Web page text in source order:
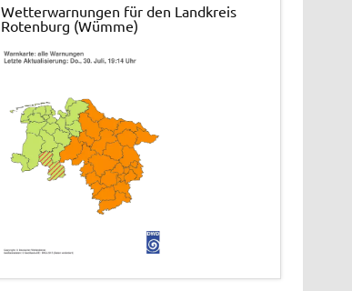
Wetterwarnungen für den Landkreis
Rotenburg (Wümme)